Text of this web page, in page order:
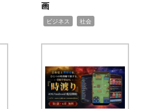
画
ビジネス 社会